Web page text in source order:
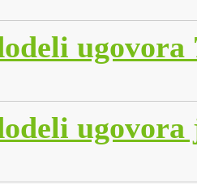
ugovora
ugovora